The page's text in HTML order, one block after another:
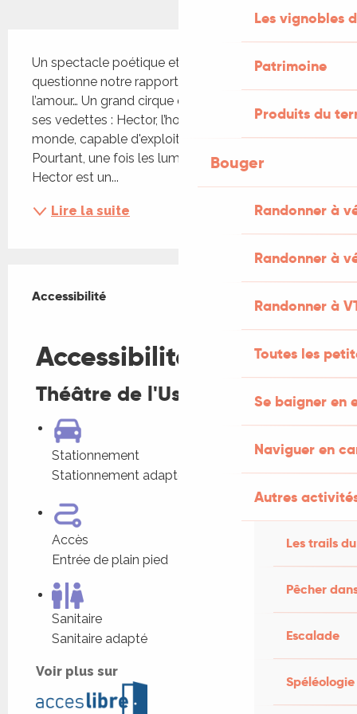
Les vignobles
Patrimoine
Produits du
Bouger
Randonner à
Randonner à
Randonner à
Toutes les
Se baigner en
Naviguer en
Autres
Les trails
Pêcher
Escalade
Spéléologie
Un spectacle poétique et ingénieux qui
questionne notre rapport au genre, à l’intime et à
l’amour… Un grand cirque débarque en ville ! Parmi
ses vedettes : Hector, l’homme le plus fort du
monde, capable d'exploits époustouflants.
Pourtant, une fois les lumières de la piste éteintes,
Hector est un...
Lire la suite
Accessibilité
Accessibilité
Fermer
Accessibilité
Théâtre de l'Usine
Stationnement
Stationnement adapté dans l'établissement
Accès
Entrée de plain pied
Sanitaire
Sanitaire adapté
Voir plus sur